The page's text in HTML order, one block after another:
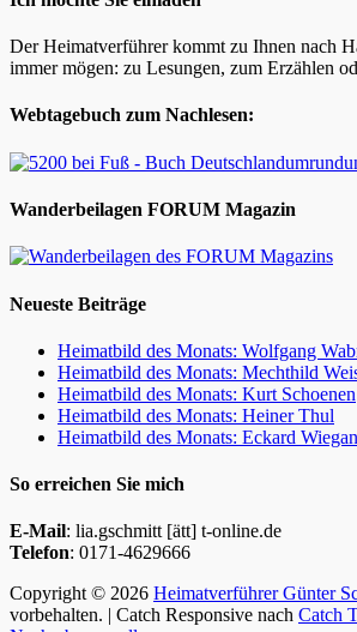
Der Heimatverführer kommt zu Ihnen nach
immer mögen: zu Lesungen, zum Erzählen
Webtagebuch zum Nachlesen:
Wanderbeilagen FORUM Magazin
Neueste Beiträge
Heimatbild des Monats: Wolfgang
Heimatbild des Monats: Mechthild
Heimatbild des Monats: Kurt Schoenen
Heimatbild des Monats: Heiner Thul
Heimatbild des Monats: Eckard
So erreichen Sie mich
E-Mail: lia.gschmitt [ätt] t-online.de
Telefon: 0171-4629666
Copyright © 2026 Heimatverführer Günter
vorbehalten. | Catch Responsive nach Catch